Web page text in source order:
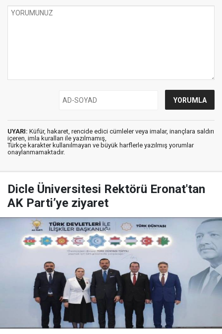
UYARI: Küfür, hakaret, rencide edici cümleler veya imalar, inançlara saldırı
içeren, imla kuralları ile yazılmamış,
Türkçe karakter kullanılmayan ve büyük harflerle yazılmış yorumlar
onaylanmamaktadır.
Dicle Üniversitesi Rektörü Eronat'tan
AK Parti’ye ziyaret